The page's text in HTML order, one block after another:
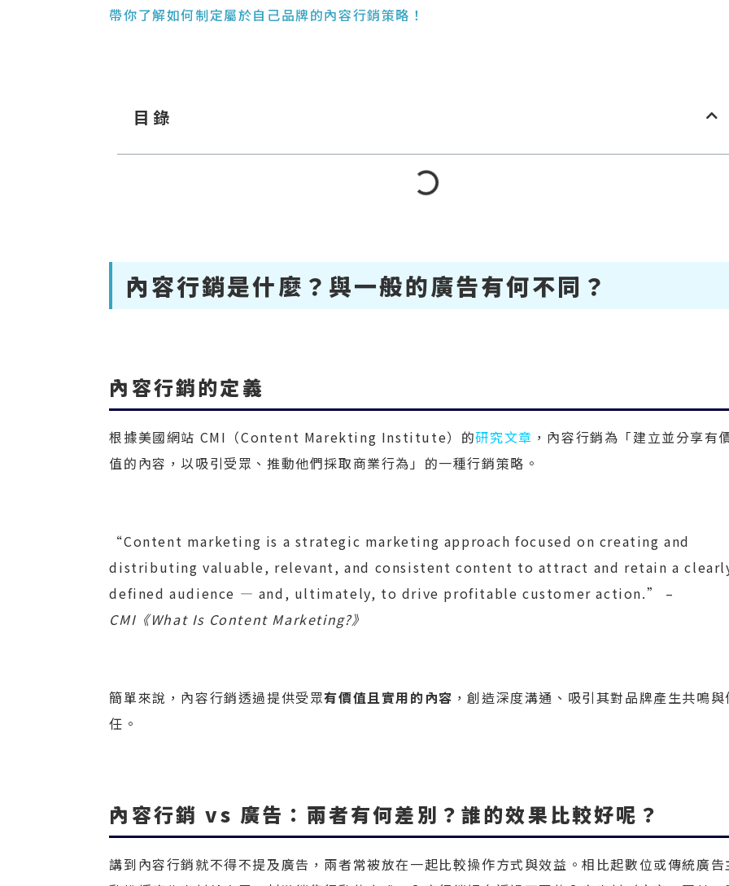
帶你了解如何制定屬於自己品牌的內容行銷策略！
目錄
內容行銷是什麼？與一般的廣告有何不同？
內容行銷的定義
根據美國網站 CMI（Content Marekting Institute）的研究文章 ，內容行銷為「建立並分享有
值的內容，以吸引受眾、推動他們採取商業行為」的一種行銷策略。
“Content marketing is a strategic marketing approach focused on creating and
distributing valuable, relevant, and consistent content to attract and retain a
defined audience — and, ultimately, to drive profitable customer action.” –
CMI《What Is Content Marketing?》
簡單來說，內容行銷透過提供受眾有價值且實用的內容 ，創造深度溝通、吸引其對品牌產生共鳴與
任。
內容行銷 vs 廣告：兩者有何差別？誰的效果比較好呢？
講到內容行銷就不得不提及廣告，兩者常被放在一起比較操作方式與效益。相比起數位或傳統廣告